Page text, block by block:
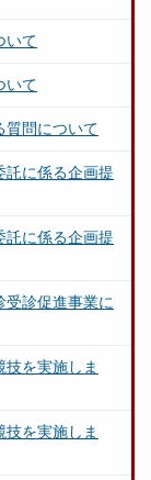
いて
いて
質問について
託に係る企画提
託に係る企画提
受診促進事業に
を実施しま
を実施しま